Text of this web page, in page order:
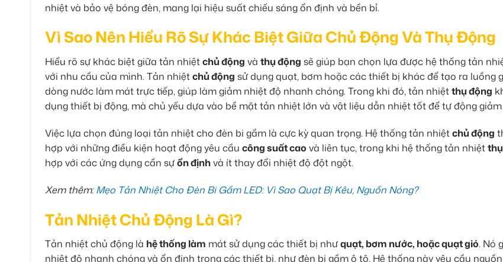
nhiệt và bảo vệ bóng đèn, mang lại hiệu suất chiếu sáng ổn định và bền bỉ.
Vì Sao Nên Hiểu Rõ Sự Khác Biệt Giữa Chủ Động Và Thụ Động
Hiểu rõ sự khác biệt giữa tản nhiệtchủ động và thụ động sẽ giúp bạn chọn lựa được hệ thống tản
với nhu cầu của mình. Tản nhiệtchủ động sử dụng quạt, bơm hoặc các thiết bị khác để tạo ra luồng
dòng nước làm mát trực tiếp, giúp làm giảm nhiệt độ nhanh chóng. Trong khi đó, tản nhiệtthụ động
dụng thiết bị động, mà chủ yếu dựa vào bề mặt tản nhiệt lớn và vật liệu dẫn nhiệt tốt để tự động
Việc lựa chọn đúng loại tản nhiệt cho đèn bi gầm là cực kỳ quan trọng. Hệ thống tản nhiệtchủ động
hợp với những điều kiện hoạt động yêu cầu công suất cao và liên tục, trong khi hệ thống tản nhiệt
hợp với các ứng dụng cần sựổn địnhvà ít thay đổi nhiệt độ đột ngột.
Xem thêm:Mẹo Tản Nhiệt Cho Đèn Bi Gầm LED: Vì Sao Quạt Bị Kêu, Nguồn Nóng?
Tản Nhiệt Chủ Động Là Gì?
Tản nhiệt chủ động là hệ thống làm mát sử dụng các thiết bị nhưquạt, bơm nước, hoặc quạt gió. Nó
nhiệt độ nhanh chóng và ổn định trong các thiết bị, như đèn bi gầm ô tô. Hệ thống này yêu cầu